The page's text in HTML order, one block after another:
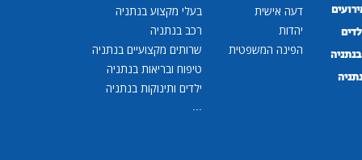
דעה אישית
יהדות
הפינה המשפטית
בעלי מקצוע בנתניה
רכב בנתניה
שרותים מקצועיים בנתניה
טיפוח ובריאות בנתניה
ילדים ותינוקות בנתניה